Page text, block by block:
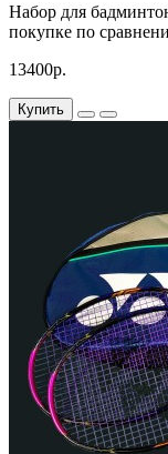
Набор для
покупке по
13400р.
Купить